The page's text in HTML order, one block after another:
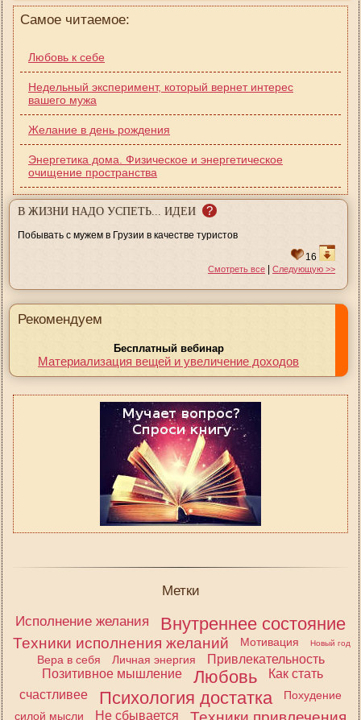
Самое читаемое:
Любовь к себе
Недельный эксперимент, который вернет интерес
вашего мужа
Желание в день рождения
Энергетика дома. Физическое и энергетическое
очищение пространства
В ЖИЗНИ НАДО УСПЕТЬ... ИДЕИ ?
Побывать с мужем в Грузии в качестве туристов
16
Смотреть все | Следующую >>
Рекомендуем
Бесплатный вебинар
Материализация вещей и увеличение доходов
Метки
Исполнение желания
Внутреннее состояние
Техники исполнения желаний Мотивация Новый год
Вера в себя Личная энергия
Привлекательность
Позитивное мышление
Любовь
Как стать
счастливее
Психология достатка
Похудение
силой мысли
Не сбывается